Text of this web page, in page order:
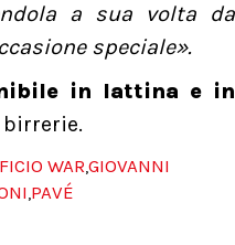
a sua volta da
speciale».
in lattina e in
WAR,GIOVANNI
,PAVÉ